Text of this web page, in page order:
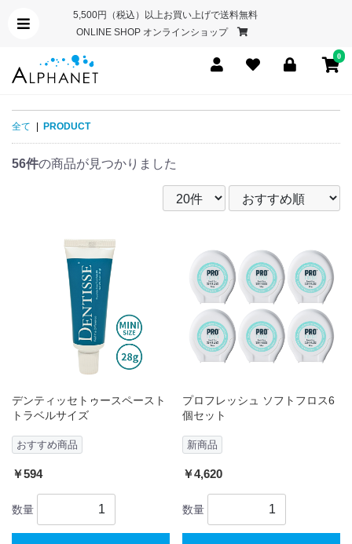
5,500円（税込）以上お買い上げで送料無料
ONLINE SHOP オンラインショップ
0
全て PRODUCT
56件の商品が見つかりました
デンティッセトゥースペースト
トラベルサイズ
おすすめ商品
￥594
数量
プロフレッシュ ソフトフロス6
個セット
新商品
￥4,620
数量